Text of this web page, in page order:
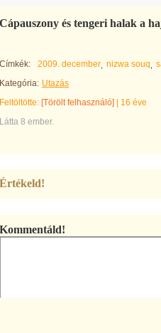
Cápauszony és tengeri halak a
Címkék: 2009. december nizwa souq
Kategória: Utazás
Feltöltötte: [Törölt felhasználó]
16 éve
Látta 8 ember.
Értékeld!
Kommentáld!